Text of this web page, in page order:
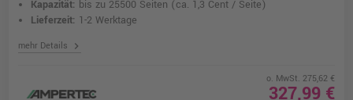
Kapazität: bis zu 25500 Seiten (ca. 1,3 Cent / Seite)
Lieferzeit: 1-2 Werktage
mehr Details chevron_right
o. MwSt. 275,62 €
327,99 €